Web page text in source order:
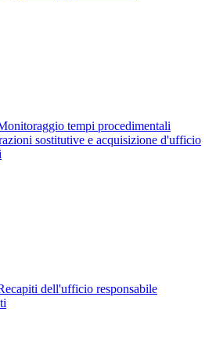
tempi procedimentali
sostitutive e acquisizione d'ufficio
dell'ufficio responsabile